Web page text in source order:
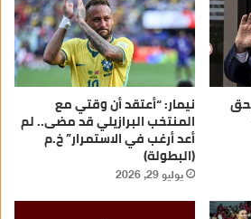
نيمار: “أعتقد أن وقتي مع
المنتخب البرازيلي قد مضى.. لم
أعد أرغب في الاستمرار” خ.م
(البطولة)
يوليو 29, 2026